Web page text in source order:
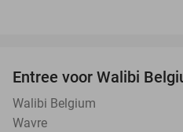
Entree voor Walibi
Walibi Belgium
Wavre